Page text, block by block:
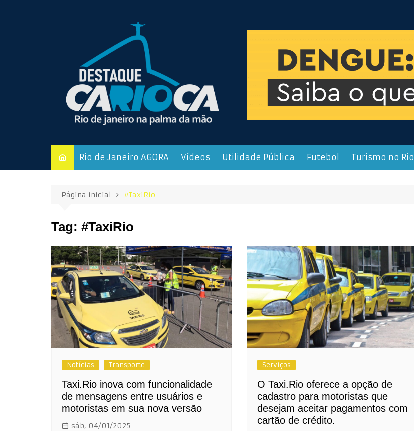
Rio de Janeiro AGORA Vídeos Utilidade Pública Futebol Turismo no Rio
Página inicial #TaxiRio
Tag: #TaxiRio
Notícias Transporte
Taxi.Rio inova com funcionalidade
de mensagens entre usuários e
motoristas em sua nova versão
sáb, 04/01/2025
Serviços
O Taxi.Rio oferece a opção de
cadastro para motoristas que
desejam aceitar pagamentos com
cartão de crédito.